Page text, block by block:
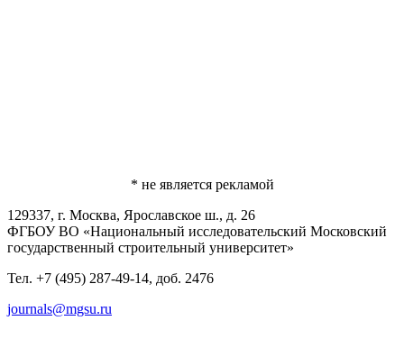
* не является рекламой
129337, г. Москва, Ярославское ш., д. 26
ФГБОУ ВО «Национальный исследовательский Московский
государственный строительный университет»
Тел. +7 (495) 287-49-14, доб. 2476
journals@mgsu.ru